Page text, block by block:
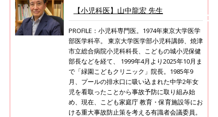
【小児科医】山中龍宏 先生
PROFILE：小児科専門医。1974年東京大学医学
部医学科卒。 東京大学医学部小児科講師、焼津
市立総合病院小児科科長、こどもの城小児保健
部長などを経て、 1999年4月より2025年10月ま
で「緑園こどもクリニック」院長。1985年9
月、プールの排水口に吸い込まれた中学2年女
児を看取ったことから事故予防に取り組み始
め、現在、こども家庭庁 教育・保育施設等にお
ける重大事故防止策を考える有識者会議委員。